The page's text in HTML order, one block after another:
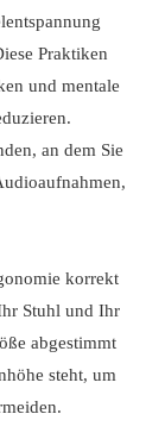
Praktiken
und mentale
an dem Sie
korrekt
Stuhl und Ihr
abgestimmt
steht, um